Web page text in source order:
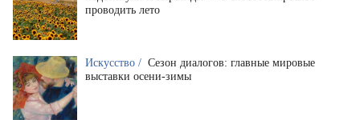
проводить лето
Искусство / Сезон диалогов: главные мировые
выставки осени-зимы